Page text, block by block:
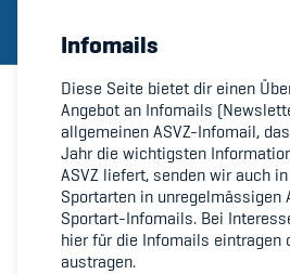
Member's Manual / FAQ
Fairplay
Teilnahmeberechtigung
Infomails
Diese Seite bietet dir einen
Angebot an Infomails
allgemeinen ASVZ-Infomail,
Jahr die wichtigsten
ASVZ liefert, senden wir auch
Sportarten in unregelmässigen
Sportart-Infomails. Bei
hier für die Infomails eintragen
austragen.